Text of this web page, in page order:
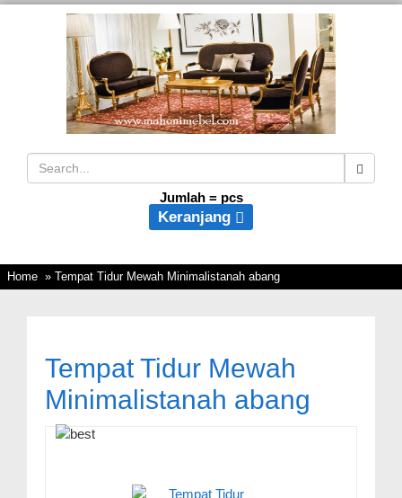
Jumlah = pcs
Keranjang
Home » Tempat Tidur Mewah Minimalistanah abang
Tempat Tidur Mewah
Minimalistanah abang